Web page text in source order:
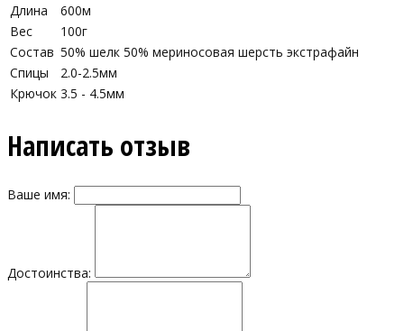
Длина
600м
Вес
100г
Состав 50% шелк 50% мериносовая шерсть экстрафайн
Спицы
2.0-2.5мм
Крючок 3.5 - 4.5мм
Написать отзыв
Ваше имя:
Достоинства: